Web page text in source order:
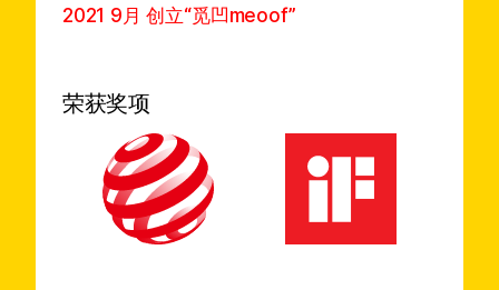
2021 9月 创立“觅凹meoof”
荣获奖项